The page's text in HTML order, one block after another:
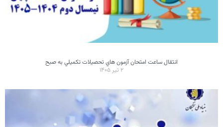
انتقال ساعت امتحان آزمون هاي تحصيلات تکميلي به صبح
۲ تیر ۱۴۰۵